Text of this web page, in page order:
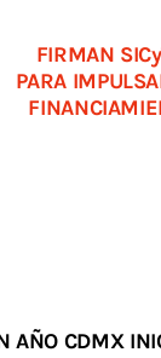
FIRMAN
PARA
AÑO CDMX